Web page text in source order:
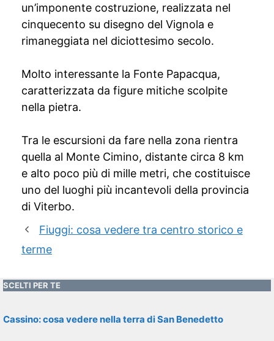
un’imponente costruzione, realizzata nel
cinquecento su disegno del Vignola e
rimaneggiata nel diciottesimo secolo.
Molto interessante la Fonte Papacqua,
caratterizzata da figure mitiche scolpite
nella pietra.
Tra le escursioni da fare nella zona rientra
quella al Monte Cimino, distante circa 8 km
e alto poco più di mille metri, che costituisce
uno del luoghi più incantevoli della provincia
di Viterbo.
Fiuggi: cosa vedere tra centro storico e
terme
SCELTI PER TE
Cassino: cosa vedere nella terra di San Benedetto